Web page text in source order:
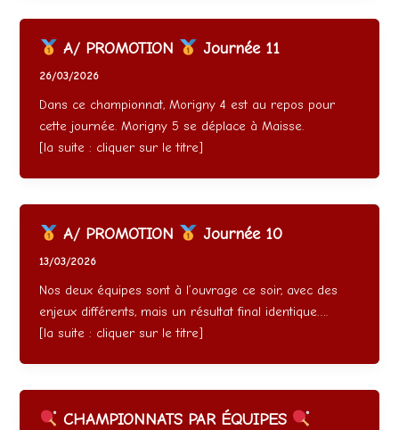
A/ PROMOTION Journée 11
26/03/2026
Dans ce championnat, Morigny 4 est au repos pour
cette journée. Morigny 5 se déplace à Maisse.
[la suite : cliquer sur le titre]
A/ PROMOTION Journée 10
13/03/2026
Nos deux équipes sont à l’ouvrage ce soir, avec des
enjeux différents, mais un résultat final identique….
[la suite : cliquer sur le titre]
CHAMPIONNATS PAR ÉQUIPES